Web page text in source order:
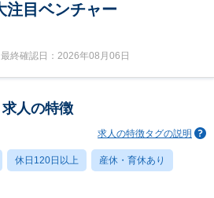
注目ベンチャー
終確認日：2026年08月06日
求人の特徴
求人の特徴タグの説明
休日120日以上 産休・育休あり